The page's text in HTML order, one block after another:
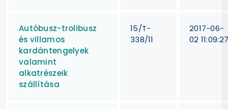
Autóbusz-trolibusz
és villamos
kardántengelyek
valamint
alkatrészeik
szállítása
15/T-
338/11
2017-06-
02